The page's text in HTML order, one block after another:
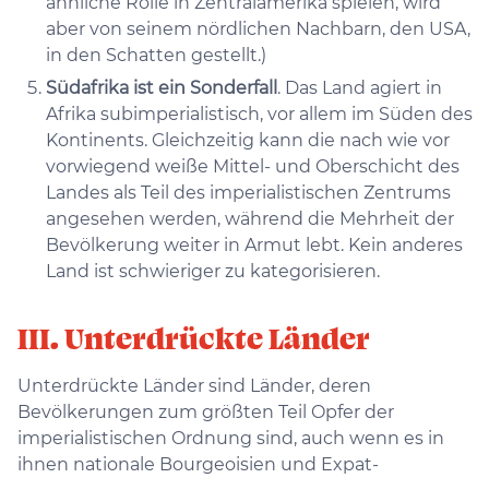
aber von seinem nördlichen Nachbarn, den USA,
in den Schatten gestellt.)
Südafrika ist ein Sonderfall . Das Land agiert in
Afrika subimperialistisch, vor allem im Süden des
Kontinents. Gleichzeitig kann die nach wie vor
vorwiegend weiße Mittel- und Oberschicht des
Landes als Teil des imperialistischen Zentrums
angesehen werden, während die Mehrheit der
Bevölkerung weiter in Armut lebt. Kein anderes
Land ist schwieriger zu kategorisieren.
III. Unterdrückte Länder
Unterdrückte Länder sind Länder, deren
Bevölkerungen zum größten Teil Opfer der
imperialistischen Ordnung sind, auch wenn es in
ihnen nationale Bourgeoisien und Expat-